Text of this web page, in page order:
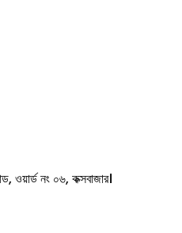
নং ০৬, কক্সবাজার।